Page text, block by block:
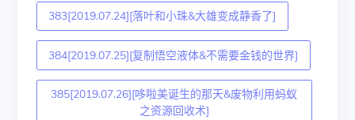
383[2019.07.24][落叶和小珠&大雄变成静香了]
384[2019.07.25][复制悟空液体&不需要金钱的世界]
385[2019.07.26][哆啦美诞生的那天&废物利用蚂蚁
之资源回收术]